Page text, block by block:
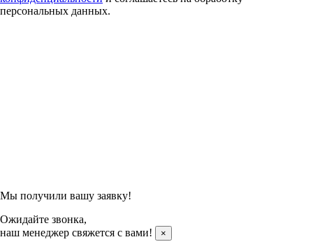
персональных данных.
Мы получили вашу заявку!
Ожидайте звонка,
наш менеджер свяжется с вами!
×